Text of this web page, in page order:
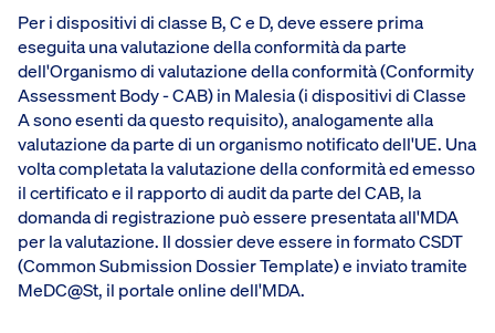
Per i dispositivi di classe B, C e D, deve essere prima
eseguita una valutazione della conformità da parte
dell'Organismo di valutazione della conformità (Conformity
Assessment Body - CAB) in Malesia (i dispositivi di Classe
A sono esenti da questo requisito), analogamente alla
valutazione da parte di un organismo notificato dell'UE. Una
volta completata la valutazione della conformità ed emesso
il certificato e il rapporto di audit da parte del CAB, la
domanda di registrazione può essere presentata all'MDA
per la valutazione. Il dossier deve essere in formato CSDT
(Common Submission Dossier Template) e inviato tramite
MeDC@St, il portale online dell'MDA.